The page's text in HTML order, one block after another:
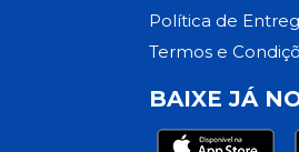
Política de
Termos e
BAIXE JÁ